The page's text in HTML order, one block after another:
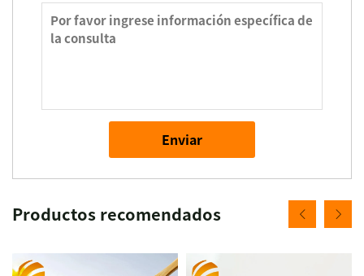
Enviar
Productos recomendados